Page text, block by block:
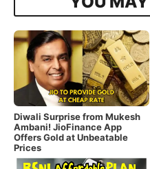
Diwali Surprise from Mukesh
Ambani! JioFinance App
Offers Gold at Unbeatable
Prices